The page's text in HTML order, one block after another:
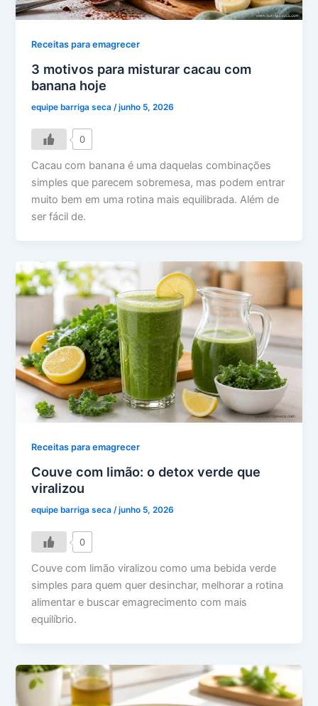
Receitas para emagrecer
3 motivos para misturar cacau com
banana hoje
equipe barriga seca /junho 5, 2026
0
Cacau com banana é uma daquelas combinações
simples que parecem sobremesa, mas podem entrar
muito bem em uma rotina mais equilibrada. Além de
ser fácil de.
Receitas para emagrecer
Couve com limão: o detox verde que
viralizou
equipe barriga seca /junho 5, 2026
0
Couve com limão viralizou como uma bebida verde
simples para quem quer desinchar, melhorar a rotina
alimentar e buscar emagrecimento com mais
equilíbrio.